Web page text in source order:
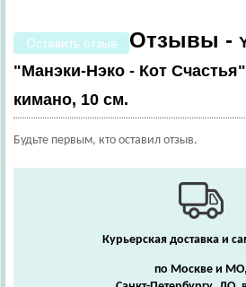
Оставить отзыв Отзывы -
"Манэки-Нэко - Кот
кимано, 10 см.
Будьте первым, кто оставил отзыв.
Курьерская доставка и
по Москве и МО,